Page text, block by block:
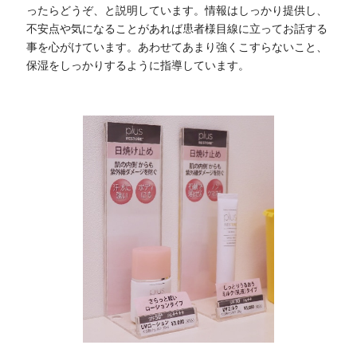
ったらどうぞ、と説明しています。情報はしっかり提供し、
不安点や気になることがあれば患者様目線に立ってお話する
事を心がけています。あわせてあまり強くこすらないこと、
保湿をしっかりするように指導しています。